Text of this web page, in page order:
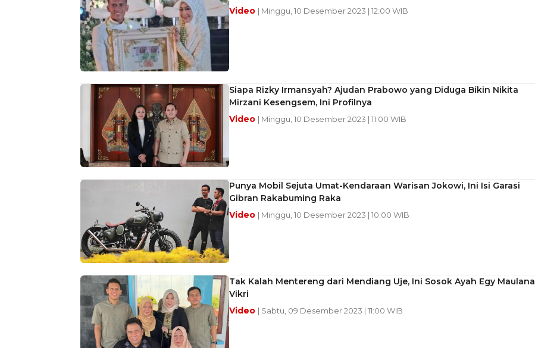
Video | Minggu, 10 Desember 2023 | 12:00 WIB
Siapa Rizky Irmansyah? Ajudan Prabowo yang Diduga Bikin Nikita
Mirzani Kesengsem, Ini Profilnya
Video | Minggu, 10 Desember 2023 | 11:00 WIB
Punya Mobil Sejuta Umat-Kendaraan Warisan Jokowi, Ini Isi Garasi
Gibran Rakabuming Raka
Video | Minggu, 10 Desember 2023 | 10:00 WIB
Tak Kalah Mentereng dari Mendiang Uje, Ini Sosok Ayah Egy Maulana
Vikri
Video | Sabtu, 09 Desember 2023 | 11:00 WIB